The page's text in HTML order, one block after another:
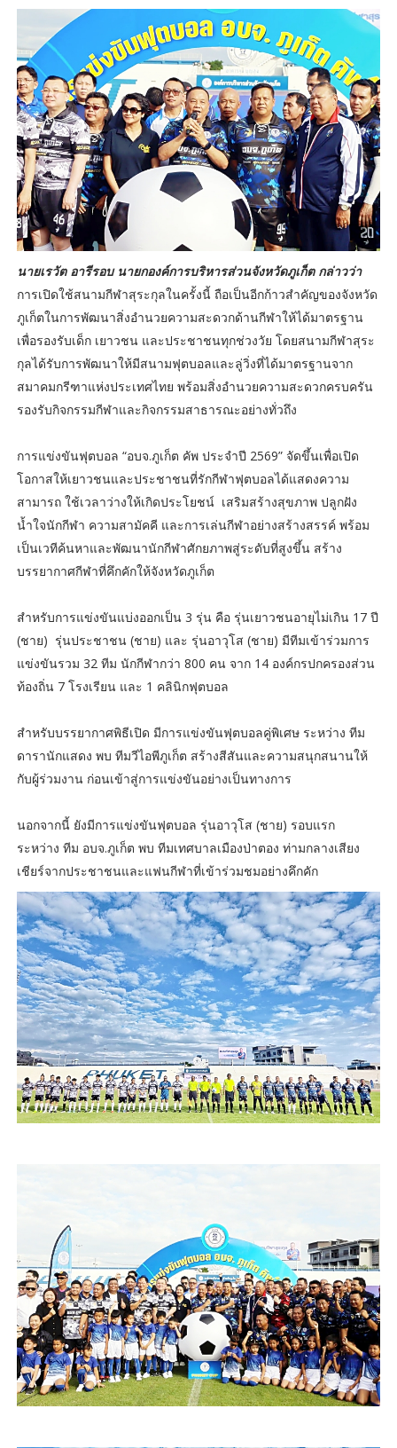
นายเรวัต อารีรอบ นายกองค์การบริหารส่วนจังหวัดภูเก็ต กล่าวว่า
การเปิดใช้สนามกีฬาสุระกุลในครั้งนี้ ถือเป็นอีกก้าวสำคัญของจังหวัด
ภูเก็ตในการพัฒนาสิ่งอำนวยความสะดวกด้านกีฬาให้ได้มาตรฐาน
เพื่อรองรับเด็ก เยาวชน และประชาชนทุกช่วงวัย โดยสนามกีฬาสุระ
กุลได้รับการพัฒนาให้มีสนามฟุตบอลและลู่วิ่งที่ได้มาตรฐานจาก
สมาคมกรีฑาแห่งประเทศไทย พร้อมสิ่งอำนวยความสะดวกครบครัน
รองรับกิจกรรมกีฬาและกิจกรรมสาธารณะอย่างทั่วถึง
การแข่งขันฟุตบอล “อบจ.ภูเก็ต คัพ ประจำปี 2569” จัดขึ้นเพื่อเปิด
โอกาสให้เยาวชนและประชาชนที่รักกีฬาฟุตบอลได้แสดงความ
สามารถ ใช้เวลาว่างให้เกิดประโยชน์ เสริมสร้างสุขภาพ ปลูกฝัง
น้ำใจนักกีฬา ความสามัคคี และการเล่นกีฬาอย่างสร้างสรรค์ พร้อม
เป็นเวทีค้นหาและพัฒนานักกีฬาศักยภาพสู่ระดับที่สูงขึ้น สร้าง
บรรยากาศกีฬาที่คึกคักให้จังหวัดภูเก็ต
สำหรับการแข่งขันแบ่งออกเป็น 3 รุ่น คือ รุ่นเยาวชนอายุไม่เกิน 17 ปี
(ชาย) รุ่นประชาชน (ชาย) และ รุ่นอาวุโส (ชาย) มีทีมเข้าร่วมการ
แข่งขันรวม 32 ทีม นักกีฬากว่า 800 คน จาก 14 องค์กรปกครองส่วน
ท้องถิ่น 7 โรงเรียน และ 1 คลินิกฟุตบอล
สำหรับบรรยากาศพิธีเปิด มีการแข่งขันฟุตบอลคู่พิเศษ ระหว่าง ทีม
ดารานักแสดง พบ ทีมวีไอพีภูเก็ต สร้างสีสันและความสนุกสนานให้
กับผู้ร่วมงาน ก่อนเข้าสู่การแข่งขันอย่างเป็นทางการ
นอกจากนี้ ยังมีการแข่งขันฟุตบอล รุ่นอาวุโส (ชาย) รอบแรก
ระหว่าง ทีม อบจ.ภูเก็ต พบ ทีมเทศบาลเมืองป่าตอง ท่ามกลางเสียง
เชียร์จากประชาชนและแฟนกีฬาที่เข้าร่วมชมอย่างคึกคัก